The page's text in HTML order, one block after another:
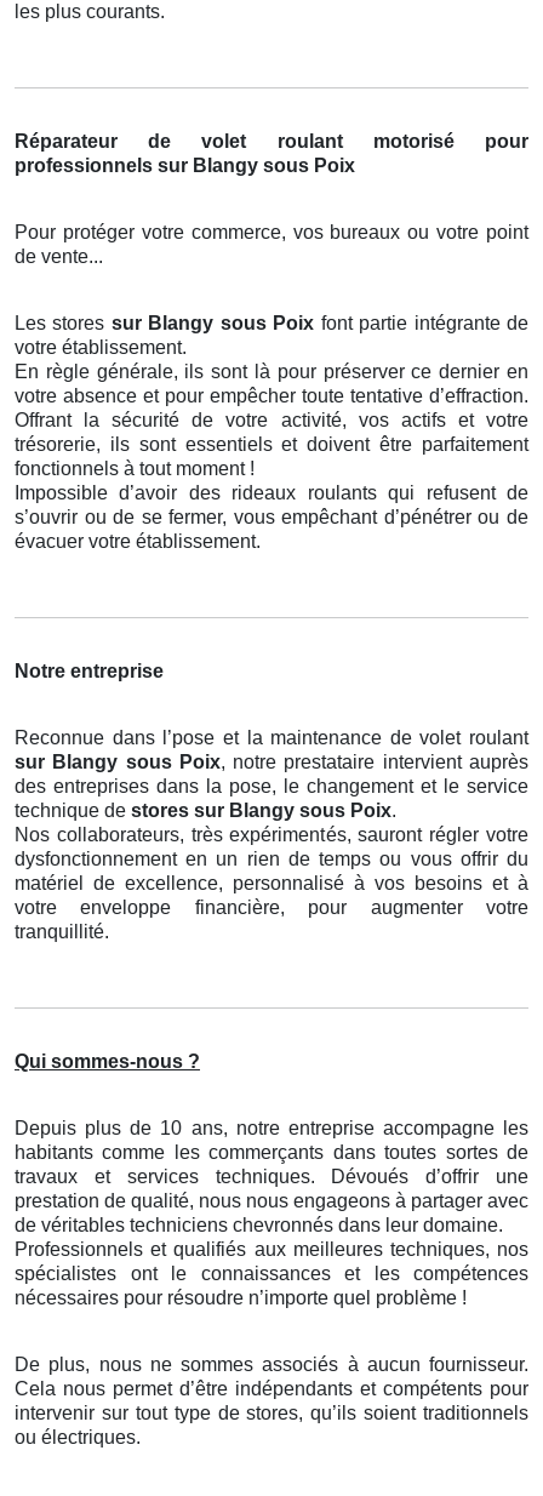
les plus courants.
Réparateur de volet roulant motorisé pour
professionnels sur Blangy sous Poix
Pour protéger votre commerce, vos bureaux ou votre point
de vente...
Les stores sur Blangy sous Poix font partie intégrante de
votre établissement.
En règle générale, ils sont là pour préserver ce dernier en
votre absence et pour empêcher toute tentative d’effraction.
Offrant la sécurité de votre activité, vos actifs et votre
trésorerie, ils sont essentiels et doivent être parfaitement
fonctionnels à tout moment !
Impossible d’avoir des rideaux roulants qui refusent de
s’ouvrir ou de se fermer, vous empêchant d’pénétrer ou de
évacuer votre établissement.
Notre entreprise
Reconnue dans l’pose et la maintenance de volet roulant
sur Blangy sous Poix, notre prestataire intervient auprès
des entreprises dans la pose, le changement et le service
technique de stores sur Blangy sous Poix.
Nos collaborateurs, très expérimentés, sauront régler votre
dysfonctionnement en un rien de temps ou vous offrir du
matériel de excellence, personnalisé à vos besoins et à
votre enveloppe financière, pour augmenter votre
tranquillité.
Qui sommes-nous ?
Depuis plus de 10 ans, notre entreprise accompagne les
habitants comme les commerçants dans toutes sortes de
travaux et services techniques. Dévoués d’offrir une
prestation de qualité, nous nous engageons à partager avec
de véritables techniciens chevronnés dans leur domaine.
Professionnels et qualifiés aux meilleures techniques, nos
spécialistes ont le connaissances et les compétences
nécessaires pour résoudre n’importe quel problème !
De plus, nous ne sommes associés à aucun fournisseur.
Cela nous permet d’être indépendants et compétents pour
intervenir sur tout type de stores, qu’ils soient traditionnels
ou électriques.